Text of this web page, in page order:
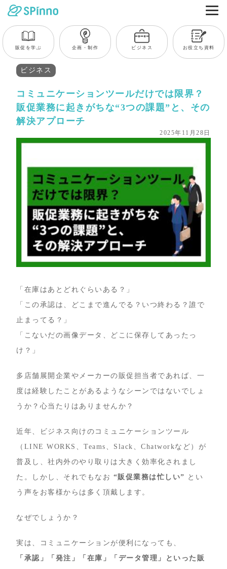
販促を学ぶ 企画・制作 ビジネス お役立ち資料
ビジネス
コミュニケーションツールだけでは限界？
販促業務に起きがちな“3つの課題”と、その
解決アプローチ
2025年11月28日
「在庫はあとどれぐらいある？」
「この承認は、どこまで進んでる？いつ終わる？誰で
止まってる？」
「こないだの画像データ、どこに保存してあったっ
け？」
多店舗展開企業やメーカーの販促担当者であれば、一
度は経験したことがあるようなシーンではないでしょ
うか？心当たりはありませんか？
近年、ビジネス向けのコミュニケーションツール
（LINE WORKS、Teams、Slack、Chatworkなど）が
普及し、社内外のやり取りは大きく効率化されまし
た。しかし、それでもなお “販促業務は忙しい” とい
う声をお客様からは多く頂戴します。
なぜでしょうか？
実は、コミュニケーションが便利になっても、
「承認」「発注」「在庫」「データ管理」といった販